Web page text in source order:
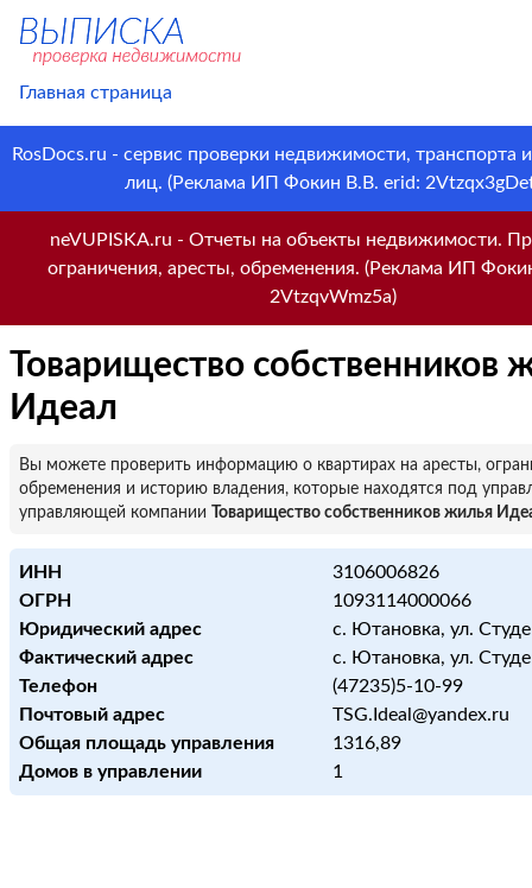
Главная страница
RosDocs.ru - сервис проверки недвижимости, транспорта
лиц. (Реклама ИП Фокин В.В. erid:
neVUPISKA.ru - Отчеты на объекты недвижимости.
ограничения, аресты, обременения. (Реклама ИП
2VtzqvWmz5a)
Товарищество собственников
Идеал
Вы можете проверить информацию о квартирах на аресты,
обременения и историю владения, которые находятся под
управляющей компании
Товарищество собственников жилья
ИНН
3106006826
ОГРН
1093114000066
Юридический адрес
с. Ютановка, ул.
Фактический адрес
с. Ютановка, ул.
Телефон
(47235)5-10-99
Почтовый адрес
TSG.Ideal@yandex.ru
Общая площадь управления
1316,89
Домов в управлении
1